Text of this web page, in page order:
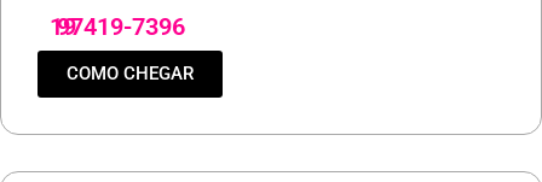
19
97419-7396
COMO CHEGAR